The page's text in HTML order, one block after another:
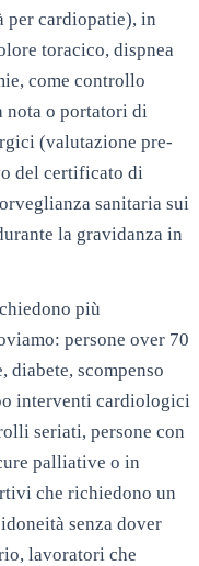
per cardiopatie), in
toracico, dispnea
come controllo
nota o portatori di
(valutazione pre-
del certificato di
sanitaria sui
la gravidanza in
più
persone over 70
diabete, scompenso
interventi cardiologici
seriati, persone con
palliative o in
che richiedono un
senza dover
lavoratori che